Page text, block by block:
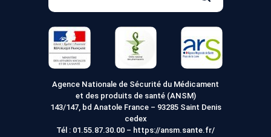
le
site
Web
Rechercher
Agence Nationale de Sécurité du Médicament
et des produits de santé (ANSM)
143/147, bd Anatole France – 93285 Saint Denis
cedex
Tél : 01.55.87.30.00 – https://ansm.sante.fr/